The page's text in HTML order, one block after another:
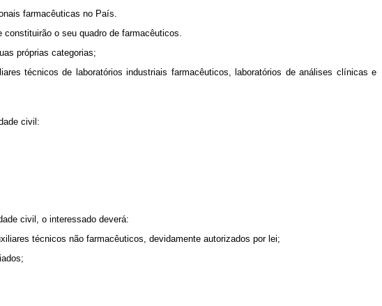
farmacêuticas no País.
o seu quadro de farmacêuticos.
próprias categorias;
técnicos de laboratórios industriais farmacêuticos, laboratórios de análises clínicas e
civil:
civil, o interessado deverá:
técnicos não farmacêuticos, devidamente autorizados por lei;